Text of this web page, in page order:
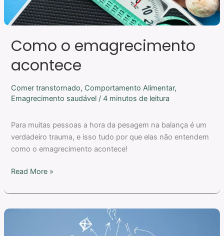
Como o emagrecimento
acontece
Comer transtornado, Comportamento Alimentar,
Emagrecimento saudável /4 minutos de leitura
Para muitas pessoas a hora da pesagem na balança é um
verdadeiro trauma, e isso tudo por que elas não entendem
como o emagrecimento acontece!
Read More »